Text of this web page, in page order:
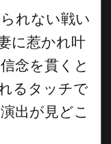
れない戦い
に惹かれ叶
念を貫くと
るタッチで
出が見どこ